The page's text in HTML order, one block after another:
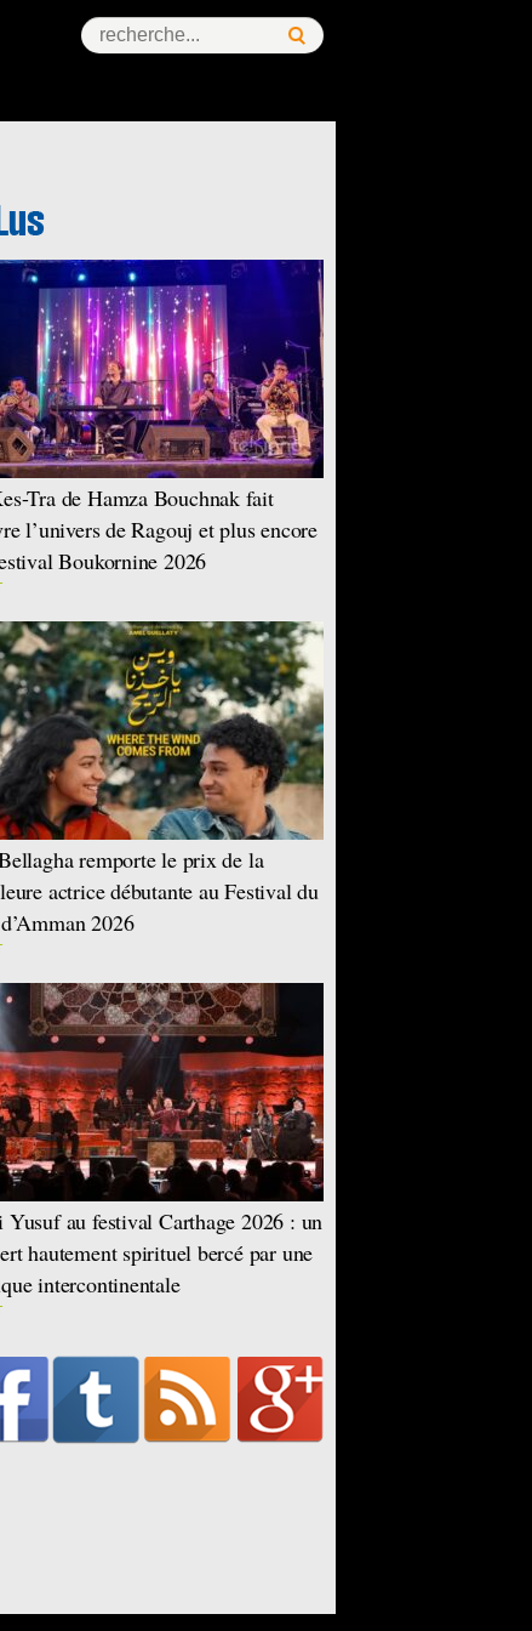
Tra de Hamza Bouchnak fait
l’univers de Ragouj et plus encore
Boukornine 2026
remporte le prix de la
actrice débutante au Festival du
2026
Yusuf au festival Carthage 2026 : un
hautement spirituel bercé par une
intercontinentale